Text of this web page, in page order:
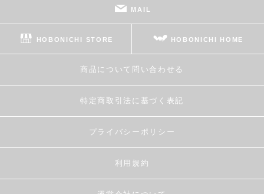
MAIL
HOBONICHI STORE HOBONICHI HOME
商品について問い合わせる
特定商取引法に基づく表記
プライバシーポリシー
利用規約